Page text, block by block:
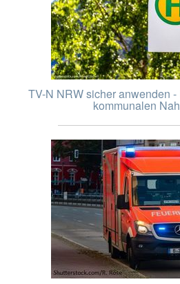
TV-N NRW sicher anwenden
kommunalen